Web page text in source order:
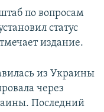
по вопросам
статус
издание.
из Украины
через
Последний